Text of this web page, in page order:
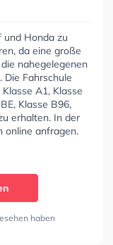
Honda zu
da eine große
nahegelegenen
Fahrschule
A1, Klasse
Klasse B96,
erhalten. In der
online anfragen.
haben